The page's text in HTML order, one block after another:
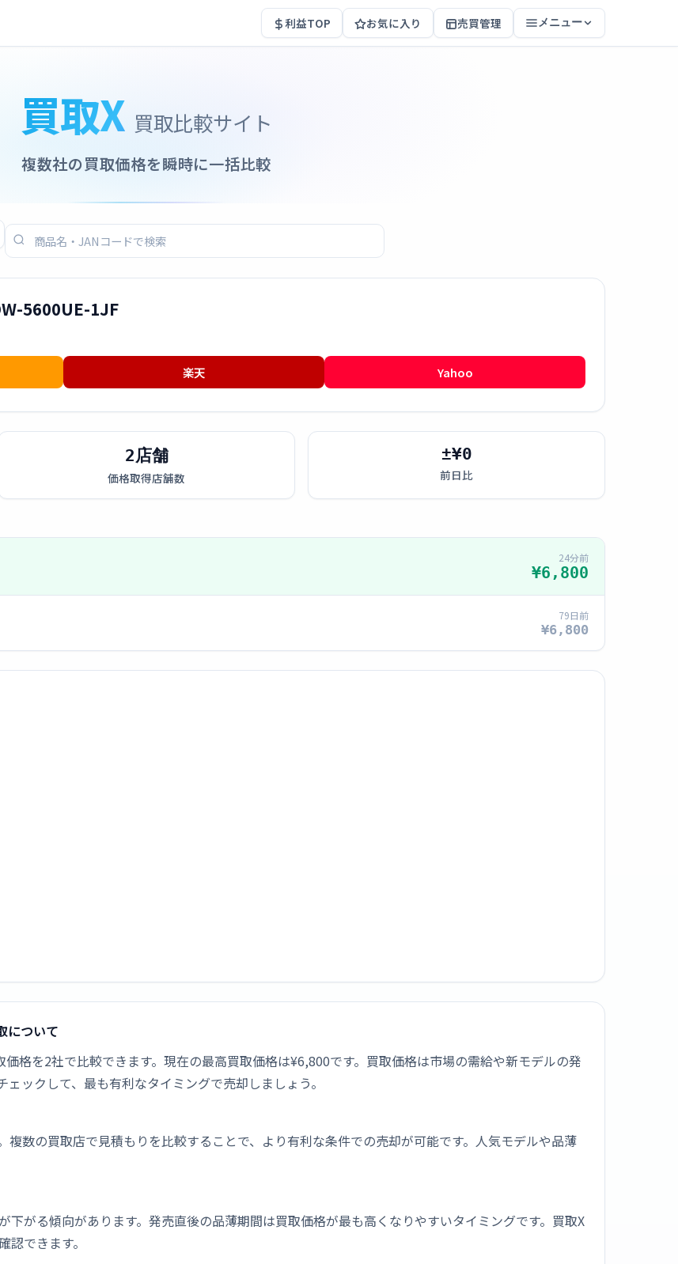
利益TOP お気に入り 売買管理 メニュー
買取X 買取比較サイト
複数社の買取価格を瞬時に一括比較
5600UE-1JF
楽天 Yahoo
2店舗
価格取得店舗数
±¥0
前日比
24分前
¥6,800
79日前
¥6,800
について
格を2社で比較できます。現在の最高買取価格は¥6,800です。買取価格は市場の需給や新モデルの発
ックして、最も有利なタイミングで売却しましょう。
数の買取店で見積もりを比較することで、より有利な条件での売却が可能です。人気モデルや品薄
がる傾向があります。発売直後の品薄期間は買取価格が最も高くなりやすいタイミングです。買取X
できます。